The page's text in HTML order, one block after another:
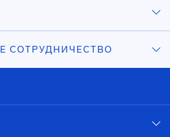
СОТРУДНИЧЕСТВО